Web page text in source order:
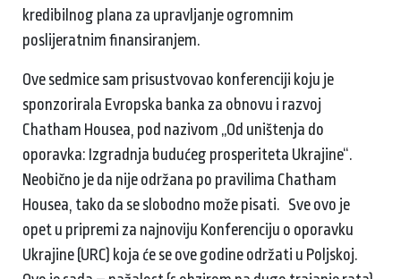
kredibilnog plana za upravljanje ogromnim
poslijeratnim finansiranjem.
Ove sedmice sam prisustvovao konferenciji koju je
sponzorirala Evropska banka za obnovu i razvoj
Chatham Housea, pod nazivom „Od uništenja do
oporavka: Izgradnja budućeg prosperiteta Ukrajine“.
Neobično je da nije održana po pravilima Chatham
Housea, tako da se slobodno može pisati. Sve ovo je
opet u pripremi za najnoviju Konferenciju o oporavku
Ukrajine (URC) koja će se ove godine održati u Poljskoj.